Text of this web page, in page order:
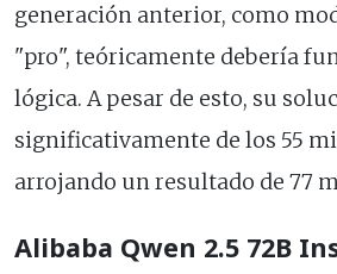
generación anterior, como
"pro", teóricamente debería
lógica. A pesar de esto, su
significativamente de los 55
arrojando un resultado de 77
Alibaba Qwen 2.5 72B